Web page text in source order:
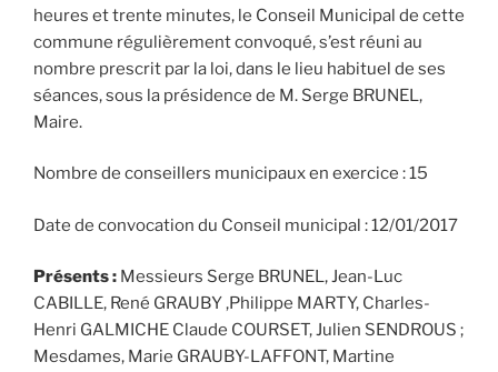
heures et trente minutes, le Conseil Municipal de cette
commune régulièrement convoqué, s’est réuni au
nombre prescrit par la loi, dans le lieu habituel de ses
séances, sous la présidence de M. Serge BRUNEL,
Maire.
Nombre de conseillers municipaux en exercice : 15
Date de convocation du Conseil municipal : 12/01/2017
Présents: Messieurs Serge BRUNEL, Jean-Luc
CABILLE, René GRAUBY ,Philippe MARTY, Charles-
Henri GALMICHE Claude COURSET, Julien SENDROUS ;
Mesdames, Marie GRAUBY-LAFFONT, Martine